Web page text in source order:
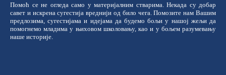
Помоћ се не огледа само у материјалним стварима. Некада су добар
савет и искрена сугестија вреднији од било чега. Помозите нам Вашим
предлозима, сугестијама и идејама да будемо бољи у нашој жељи да
помогнемо младима у њиховом школовању, као и у бољем разумевању
наше историје.